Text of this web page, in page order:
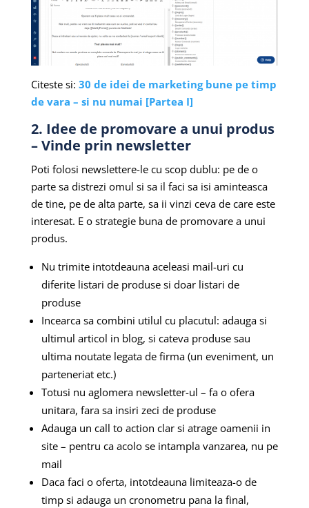
Citeste si: 30 de idei de marketing bune pe timp
de vara – si nu numai [Partea I]
2. Idee de promovare a unui produs
– Vinde prin newsletter
Poti folosi newslettere-le cu scop dublu: pe de o
parte sa distrezi omul si sa il faci sa isi aminteasca
de tine, pe de alta parte, sa ii vinzi ceva de care este
interesat. E o strategie buna de promovare a unui
produs.
Nu trimite intotdeauna aceleasi mail-uri cu
diferite listari de produse si doar listari de
produse
Incearca sa combini utilul cu placutul: adauga si
ultimul articol in blog, si cateva produse sau
ultima noutate legata de firma (un eveniment, un
parteneriat etc.)
Totusi nu aglomera newsletter-ul – fa o ofera
unitara, fara sa insiri zeci de produse
Adauga un call to action clar si atrage oamenii in
site – pentru ca acolo se intampla vanzarea, nu pe
mail
Daca faci o oferta, intotdeauna limiteaza-o de
timp si adauga un cronometru pana la final,